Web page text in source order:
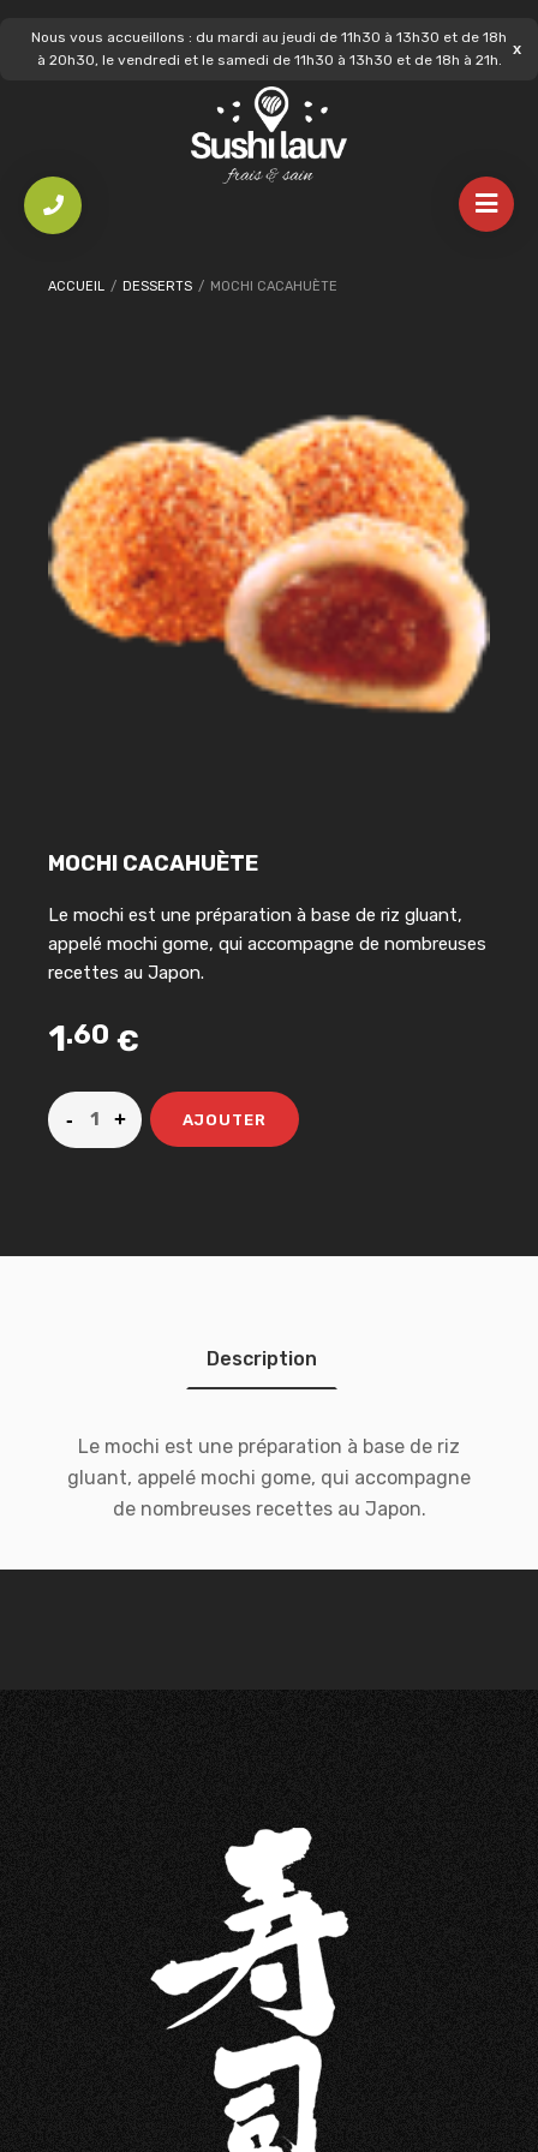
Nous vous accueillons : du mardi au jeudi de 11h30 à 13h30 et de 18h
à 20h30, le vendredi et le samedi de 11h30 à 13h30 et de 18h à 21h.
ACCUEIL / DESSERTS / MOCHI CACAHUÈTE
MOCHI CACAHUÈTE
Le mochi est une préparation à base de riz gluant,
appelé mochi gome, qui accompagne de nombreuses
recettes au Japon.
1.60 €
AJOUTER
Description
Le mochi est une préparation à base de riz
gluant, appelé mochi gome, qui accompagne
de nombreuses recettes au Japon.